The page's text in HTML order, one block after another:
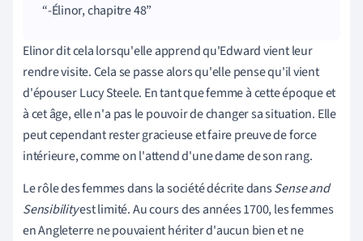
-Élinor, chapitre 48
Elinor dit cela lorsqu'elle apprend qu'Edward vient leur
rendre visite. Cela se passe alors qu'elle pense qu'il vient
d'épouser Lucy Steele. En tant que femme à cette époque et
à cet âge, elle n'a pas le pouvoir de changer sa situation. Elle
peut cependant rester gracieuse et faire preuve de force
intérieure, comme on l'attend d'une dame de son rang.
Le rôle des femmes dans la société décrite dansSense and
Sensibilityest limité. Au cours des années 1700, les femmes
en Angleterre ne pouvaient hériter d'aucun bien et ne